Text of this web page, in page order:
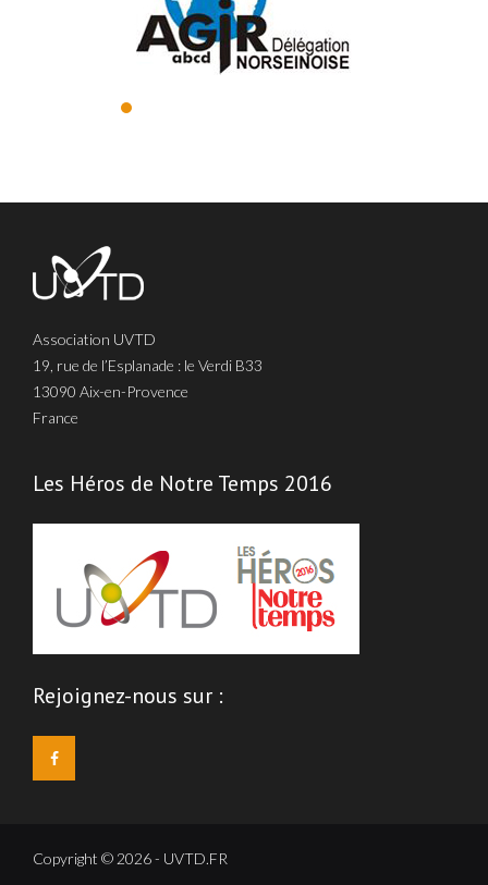
Association UVTD
19, rue de l’Esplanade : le Verdi B33
13090 Aix-en-Provence
France
Les Héros de Notre Temps 2016
Rejoignez-nous sur :
Copyright © 2026 - UVTD.FR